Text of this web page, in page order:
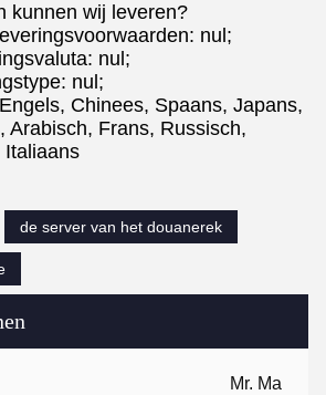
Mr. Ma
kunnen wij leveren?
nul;
nul;
nul;
Chinees, Spaans, Japans,
Arabisch, Frans, Russisch,
Italiaans
de server van het douanerek